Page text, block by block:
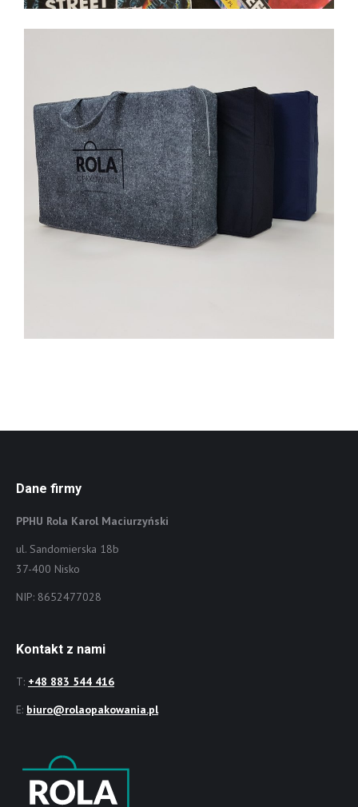
Dane firmy
PPHU Rola Karol Maciurzyński
ul. Sandomierska 18b
37-400 Nisko
NIP: 8652477028
Kontakt z nami
T: +48 883 544 416
E: biuro@rolaopakowania.pl